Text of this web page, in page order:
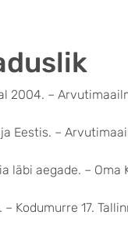
2004. –
Eestis. –
aegade. – Oma
Kodumurre 17.